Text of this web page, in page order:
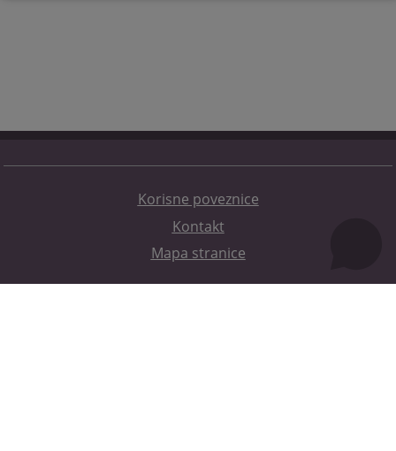
Korisne poveznice
Kontakt
Mapa stranice